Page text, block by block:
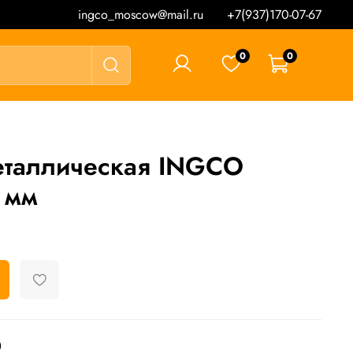
ingco_moscow@mail.ru +7(937)170-07-67
0 0
INGCO
мм